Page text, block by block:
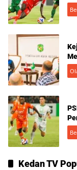
Kedan TV